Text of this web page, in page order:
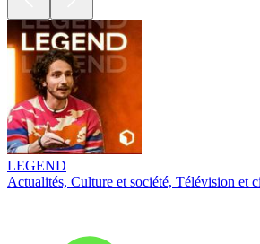
LEGEND
Actualités, Culture et société, Télévision et